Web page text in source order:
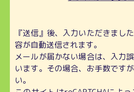
『送信』後、入力いただきまし
容が自動送信されます。
メールが届かない場合は、入力
います。その場合、お手数です
い。